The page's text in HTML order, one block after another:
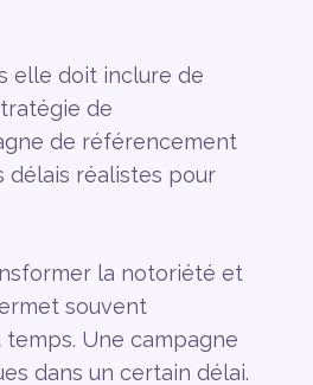
elle doit inclure de
de
de référencement
délais réalistes pour
la notoriété et
souvent
Une campagne
dans un certain délai.